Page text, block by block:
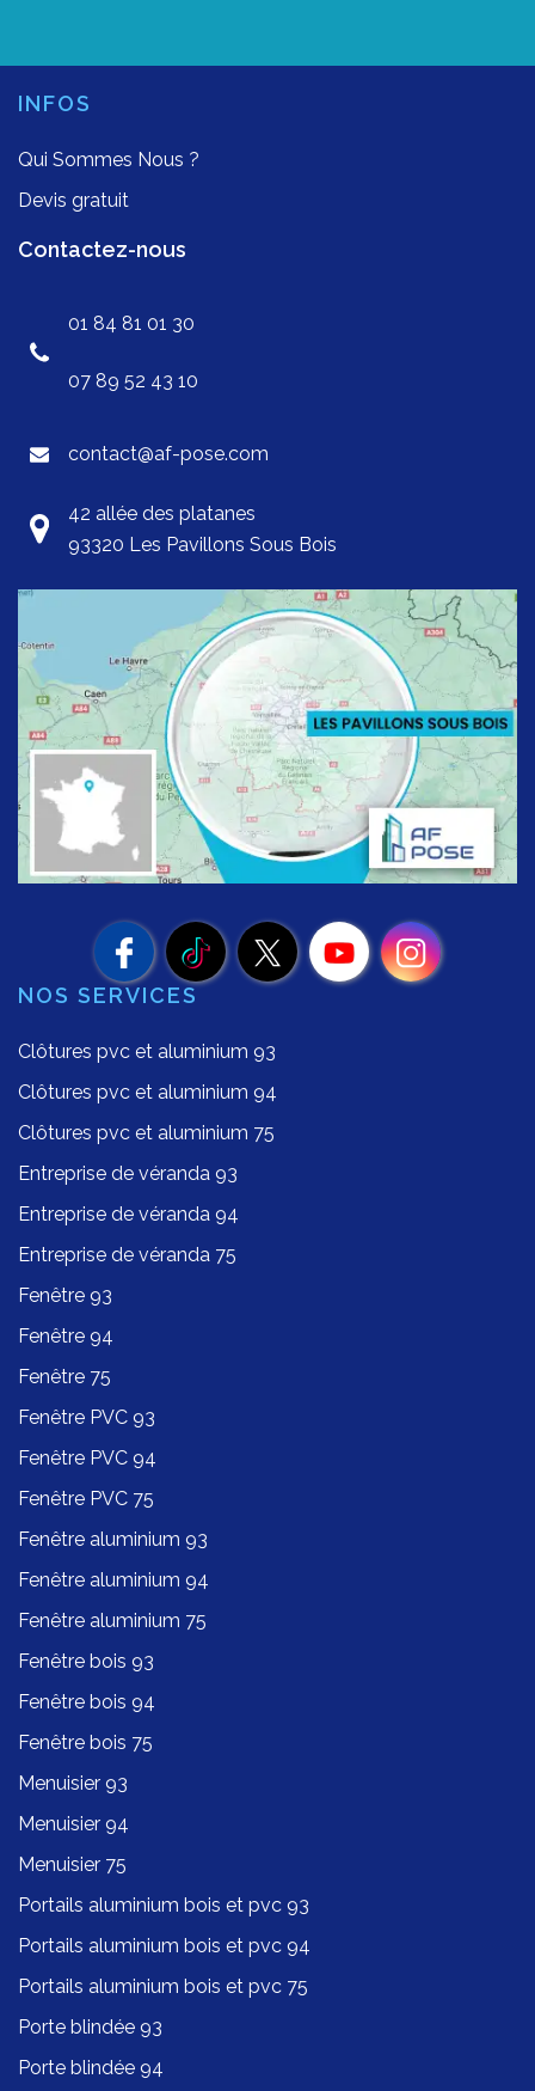
INFOS
Qui Sommes Nous ?
Devis gratuit
Contactez-nous
01 84 81 01 30
07 89 52 43 10
contact@af-pose.com
42 allée des platanes
93320 Les Pavillons Sous Bois
NOS SERVICES
Clôtures pvc et aluminium 93
Clôtures pvc et aluminium 94
Clôtures pvc et aluminium 75
Entreprise de véranda 93
Entreprise de véranda 94
Entreprise de véranda 75
Fenêtre 93
Fenêtre 94
Fenêtre 75
Fenêtre PVC 93
Fenêtre PVC 94
Fenêtre PVC 75
Fenêtre aluminium 93
Fenêtre aluminium 94
Fenêtre aluminium 75
Fenêtre bois 93
Fenêtre bois 94
Fenêtre bois 75
Menuisier 93
Menuisier 94
Menuisier 75
Portails aluminium bois et pvc 93
Portails aluminium bois et pvc 94
Portails aluminium bois et pvc 75
Porte blindée 93
Porte blindée 94